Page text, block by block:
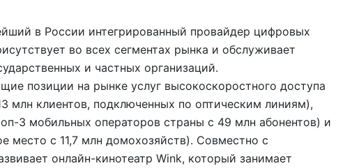
в России интегрированный провайдер цифровых
во всех сегментах рынка и обслуживает
и частных организаций.
позиции на рынке услуг высокоскоростного доступа
млн клиентов, подключенных по оптическим линиям),
3 мобильных операторов страны с 49 млн абонентов) и
место с 11,7 млн домохозяйств). Совместно с
онлайн-кинотеатр Wink, который занимает